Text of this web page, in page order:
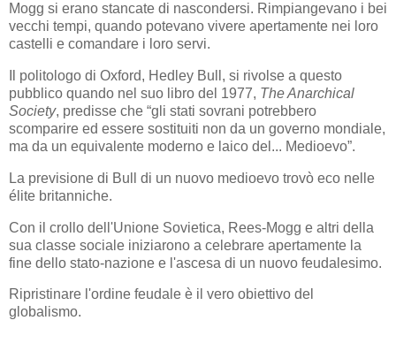
Mogg si erano stancate di nascondersi. Rimpiangevano i bei
vecchi tempi, quando potevano vivere apertamente nei loro
castelli e comandare i loro servi.
Il politologo di Oxford, Hedley Bull, si rivolse a questo
pubblico quando nel suo libro del 1977, The Anarchical
Society, predisse che “gli stati sovrani potrebbero
scomparire ed essere sostituiti non da un governo mondiale,
ma da un equivalente moderno e laico del... Medioevo”.
La previsione di Bull di un nuovo medioevo trovò eco nelle
élite britanniche.
Con il crollo dell'Unione Sovietica, Rees-Mogg e altri della
sua classe sociale iniziarono a celebrare apertamente la
fine dello stato-nazione e l'ascesa di un nuovo feudalesimo.
Ripristinare l'ordine feudale è il vero obiettivo del
globalismo.